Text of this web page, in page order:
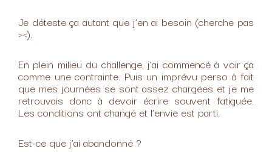
Je déteste ça autant que j’en ai besoin (cherche pas
><).
En plein milieu du challenge, j’ai commencé à voir ça
comme une contrainte. Puis un imprévu perso à fait
que mes journées se sont assez chargées et je me
retrouvais donc à devoir écrire souvent fatiguée.
Les conditions ont changé et l’envie est parti.
Est-ce que j’ai abandonné ?